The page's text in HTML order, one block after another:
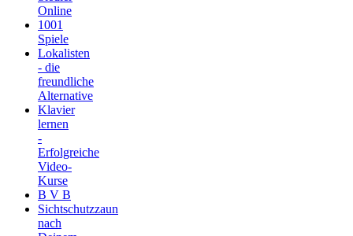
Online
1001
Spiele
Lokalisten
- die
freundliche
Alternative
Klavier
lernen
-
Erfolgreiche
Video-
Kurse
B V B
Sichtschutzzaun
nach